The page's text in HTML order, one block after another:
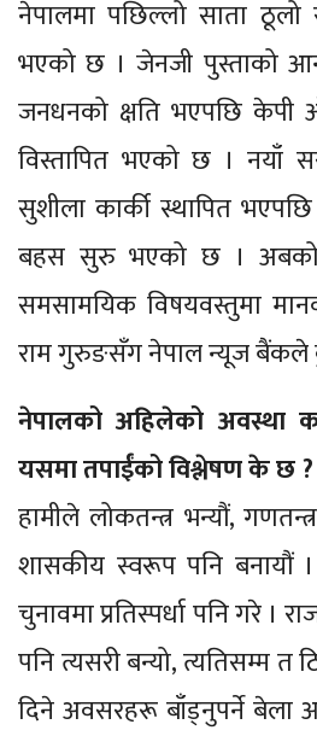
नेपालमा पछिल्लो साता
भएको छ । जेनजी पुस्ताको
जनधनको क्षति भएपछि केपी
विस्तापित भएको छ । नयाँ
सुशीला कार्की स्थापित
बहस सुरु भएको छ । अबको
समसामयिक विषयवस्तुमा
राम गुरुङसँग नेपाल न्यूज बैंकले
नेपालको अहिलेको अवस्था
यसमा तपाईंको विश्लेषण के छ ?
हामीले लोकतन्त्र भन्यौं,
शासकीय स्वरूप पनि बनायौं
चुनावमा प्रतिस्पर्धा पनि गरे
पनि त्यसरी बन्यो, त्यतिसम्म त
दिने अवसरहरू बाँड्नुपर्ने बेला